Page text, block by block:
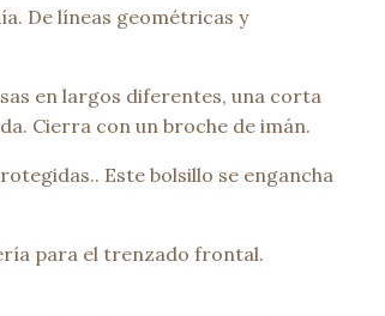
De líneas geométricas y
en largos diferentes, una corta
Cierra con un broche de imán.
Este bolsillo se engancha
para el trenzado frontal.